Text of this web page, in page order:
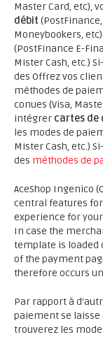
Master Card, etc),
débit
Moneybookers,
(PostFinance E-
Mister Cash, etc.)
des Offrez vos
méthodes de
conues (Visa,
intégrer cartes de
les modes de
Mister Cash, etc.)
des méthodes de
AceShop Ingenico
central features
experience for
In case the
template is loaded
of the payment
therefore occurs
Par rapport à
paiement se
trouverez les